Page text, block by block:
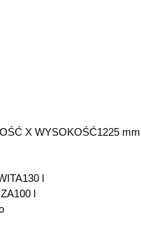
X WYSOKOŚĆ1225
l
l